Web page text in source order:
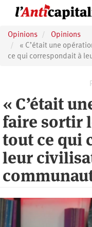
principal
Opinions
Opinions
« C’était une
ce qui correspondait à
« C’était
faire sortir
tout ce qui
leur